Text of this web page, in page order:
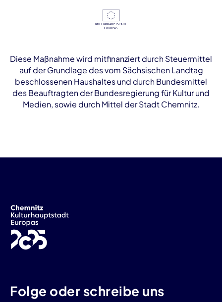
Diese Maßnahme wird mitfinanziert durch Steuermittel
auf der Grundlage des vom Sächsischen Landtag
beschlossenen Haushaltes und durch Bundesmittel
des Beauftragten der Bundesregierung für Kultur und
Medien, sowie durch Mittel der Stadt Chemnitz.
Folge oder schreibe uns